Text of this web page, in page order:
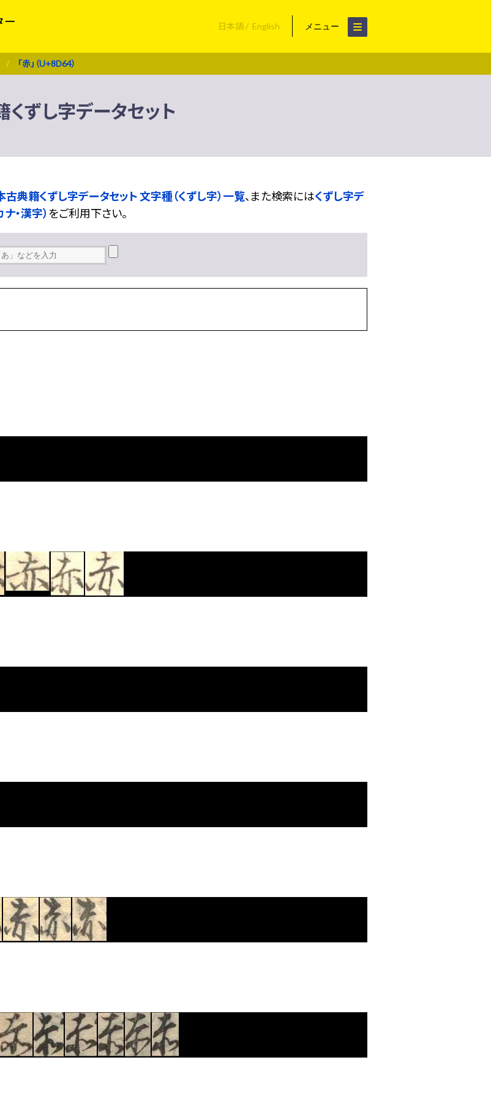
日本語 English メニュー
「赤」（U+8D64）
くずし字データセット
古典籍くずし字データセット 文字種（くずし字）一覧、また検索にはくずし字デ
・漢字） をご利用下さい。